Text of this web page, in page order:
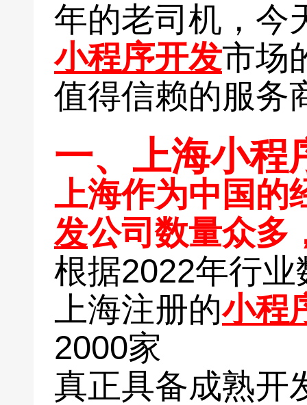
年的老司机，今
小程序开发市场
值得信赖的服务
一、上海小程
上海作为中国的
发公司数量众多
根据2022年行
上海注册的小程
2000家
真正具备成熟开